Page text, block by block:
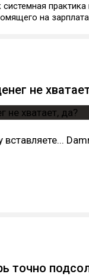
на
не
точно